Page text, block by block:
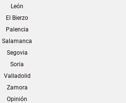
León
El Bierzo
Palencia
Salamanca
Segovia
Soria
Valladolid
Zamora
Opinión